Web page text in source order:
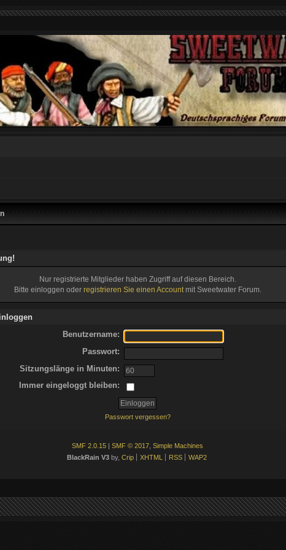
Nur registrierte Mitglieder haben Zugriff auf diesen Bereich.
Bitte einloggen oder registrieren Sie einen Accountmit Sweetwater Forum.
Benutzername:
Passwort:
Sitzungslänge in Minuten:
Immer eingeloggt bleiben:
Passwort vergessen?
SMF 2.0.15 | SMF © 2017 Simple Machines
BlackRain V3 by, Crip XHTML RSS WAP2